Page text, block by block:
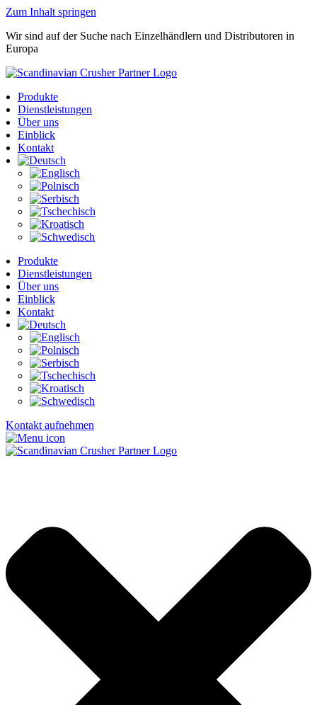
Zum Inhalt springen
Wir sind auf der Suche nach Einzelhändlern und Distributoren in
Europa
Produkte
Dienstleistungen
Über uns
Einblick
Kontakt
Produkte
Dienstleistungen
Über uns
Einblick
Kontakt
Kontakt aufnehmen